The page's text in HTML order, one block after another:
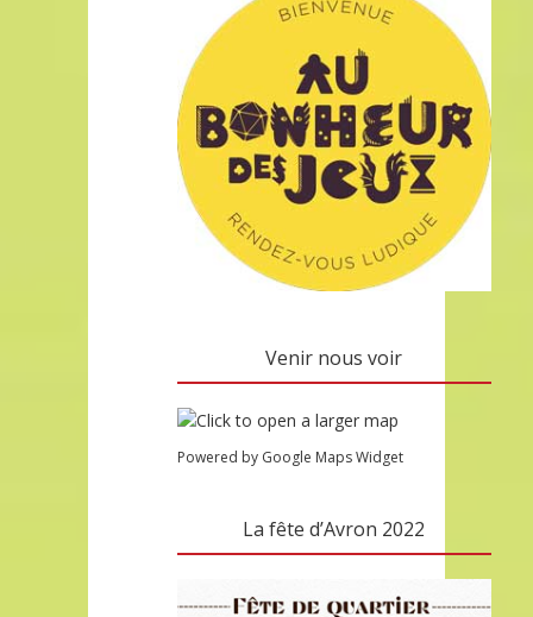
Venir nous voir
Powered by Google Maps Widget
La fête d’Avron 2022